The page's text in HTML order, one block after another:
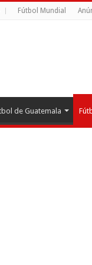
Fútbol Mundial
de Guatemala